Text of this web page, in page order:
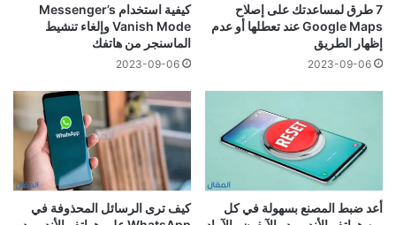
7 طرق لمساعدتك على إصلاح
Google Maps عند تعطلها أو عدم
إظهار الطريق
2023-09-06
كيفية استخدام Messenger’s
Vanish Mode وإلغاء تنشيط
الماسنجر من هاتفك
2023-09-06
أعد ضبط المصنع بسهولة في كل
كيف ترى الرسائل المحذوفة في